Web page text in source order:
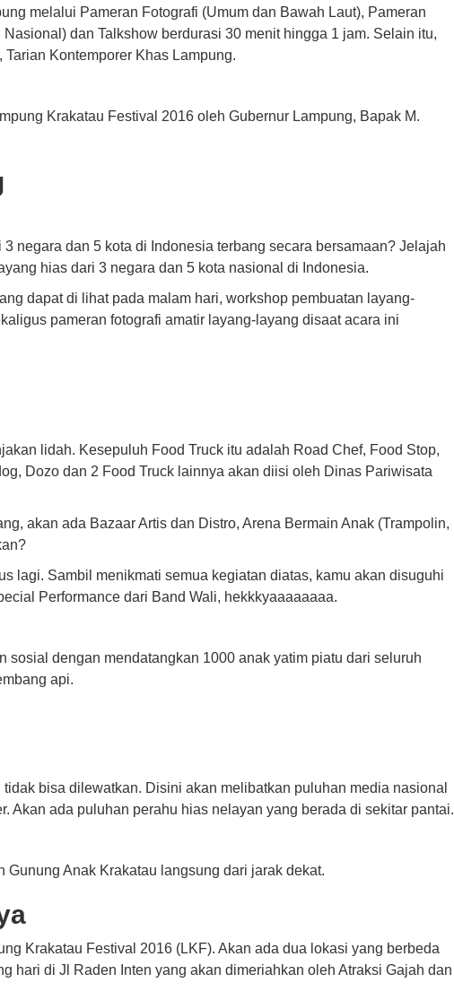
melalui Pameran Fotografi (Umum dan Bawah Laut), Pameran
dan Talkshow berdurasi 30 menit hingga 1 jam. Selain itu,
Kontemporer Khas Lampung.
Krakatau Festival 2016 oleh Gubernur Lampung, Bapak M.
negara dan 5 kota di Indonesia terbang secara bersamaan? Jelajah
hias dari 3 negara dan 5 kota nasional di Indonesia.
dapat di lihat pada malam hari, workshop pembuatan layang-
pameran fotografi amatir layang-layang disaat acara ini
lidah. Kesepuluh Food Truck itu adalah Road Chef, Food Stop,
Dozo dan 2 Food Truck lainnya akan diisi oleh Dinas Pariwisata
akan ada Bazaar Artis dan Distro, Arena Bermain Anak (Trampolin,
lagi. Sambil menikmati semua kegiatan diatas, kamu akan disuguhi
Performance dari Band Wali, hekkkyaaaaaaaa.
sosial dengan mendatangkan 1000 anak yatim piatu dari seluruh
api.
bisa dilewatkan. Disini akan melibatkan puluhan media nasional
Akan ada puluhan perahu hias nelayan yang berada di sekitar pantai.
Anak Krakatau langsung dari jarak dekat.
Krakatau Festival 2016 (LKF). Akan ada dua lokasi yang berbeda
hari di Jl Raden Inten yang akan dimeriahkan oleh Atraksi Gajah dan